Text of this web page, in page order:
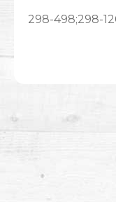
298-498;298-